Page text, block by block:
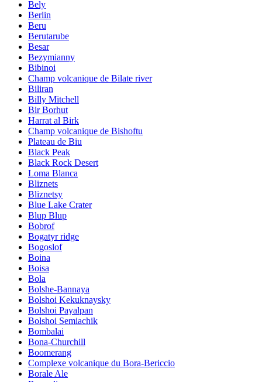
Bely
Berlin
Beru
Berutarube
Besar
Bezymianny
Bibinoi
Champ volcanique de Bilate river
Biliran
Billy Mitchell
Bir Borhut
Harrat al Birk
Champ volcanique de Bishoftu
Plateau de Biu
Black Peak
Black Rock Desert
Loma Blanca
Bliznets
Bliznetsy
Blue Lake Crater
Blup Blup
Bobrof
Bogatyr ridge
Bogoslof
Boina
Boisa
Bola
Bolshe-Bannaya
Bolshoi Kekuknaysky
Bolshoi Payalpan
Bolshoi Semiachik
Bombalai
Bona-Churchill
Boomerang
Complexe volcanique du Bora-Bericcio
Borale Ale